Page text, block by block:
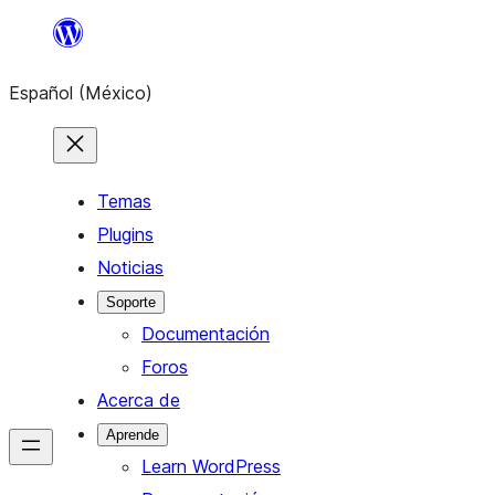
Saltar
contenido
Español (México)
Temas
Plugins
Noticias
Soporte
Documentación
Foros
Acerca de
Aprende
Learn WordPress